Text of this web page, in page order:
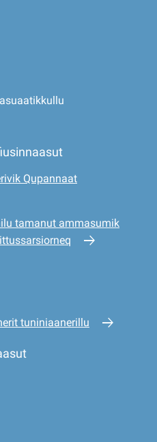
Qupannaat
tamanut ammasumik
tuniniaanerillu